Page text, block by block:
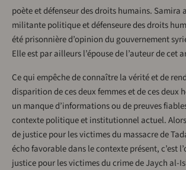
poète et défenseur des droits humains. Samira
militante politique et défenseure des droits
été prisonnière d’opinion du gouvernement
Elle est par ailleurs l’épouse de l’auteur de cet
Ce qui empêche de connaître la vérité et de
disparition de ces deux femmes et de ces deux
un manque d’informations ou de preuves
contexte politique et institutionnel actuel.
de justice pour les victimes du massacre de
écho favorable dans le contexte présent, c’est
justice pour les victimes du crime de Jaych al-